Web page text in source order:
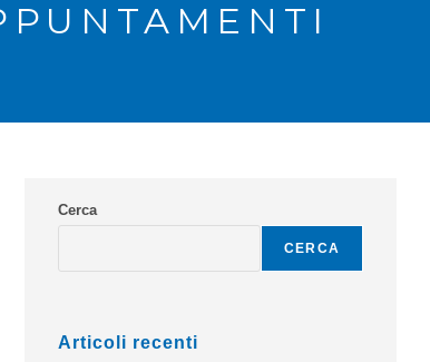
Cerca
CERCA
Articoli recenti